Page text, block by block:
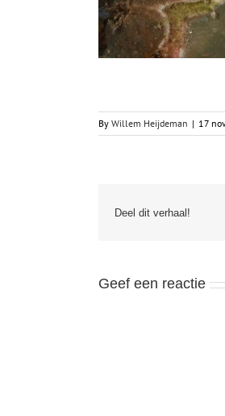
By Willem Heijdeman | 17
Deel dit verhaal!
Geef een reactie